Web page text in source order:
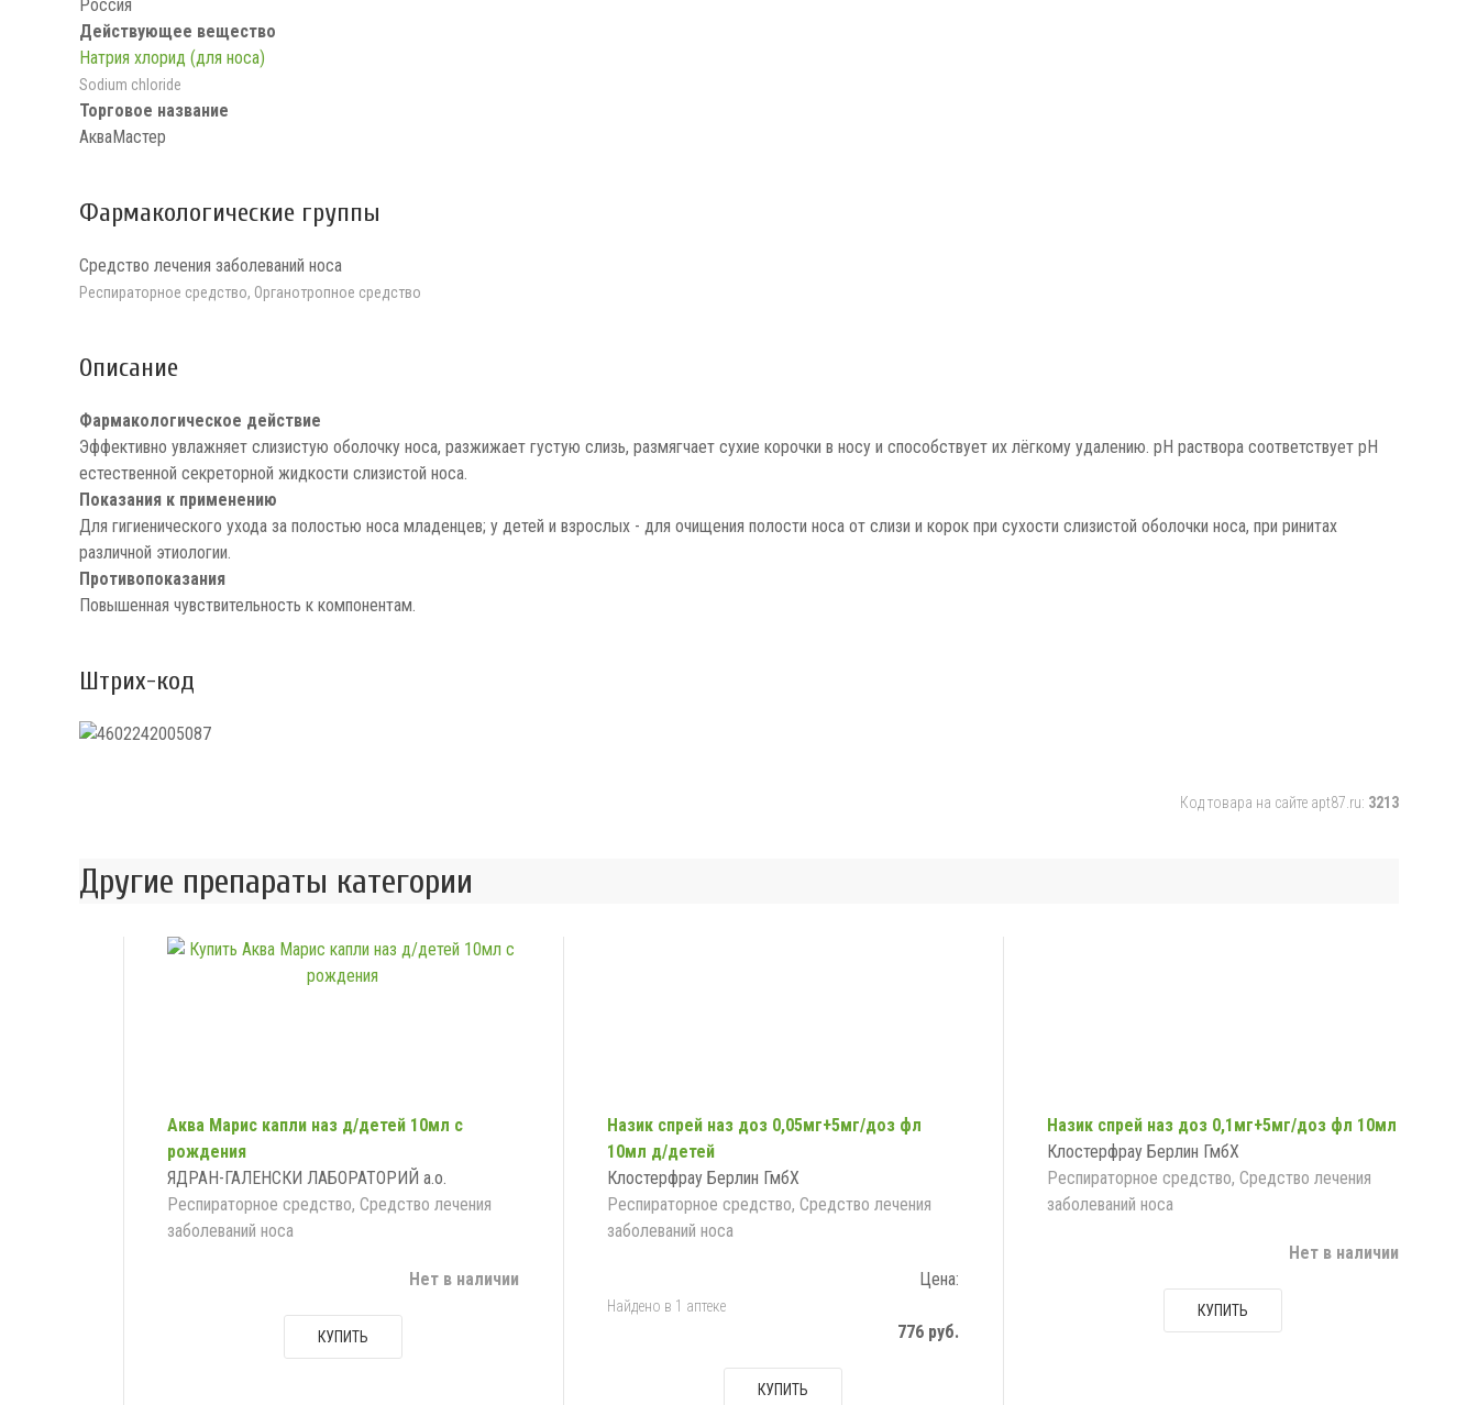
Россия
Действующее вещество
Натрия хлорид (для носа)
Sodium chloride
Торговое название
АкваМастер
Фармакологические группы
Средство лечения заболеваний носа
Респираторное средство, Органотропное средство
Описание
Фармакологическое действие
Эффективно увлажняет слизистую оболочку носа, разжижает густую слизь, размягчает сухие корочки в носу и способствует их лёгкому удалению. рН раствора соответствует рН
естественной секреторной жидкости слизистой носа.
Показания к применению
Для гигиенического ухода за полостью носа младенцев; у детей и взрослых - для очищения полости носа от слизи и корок при сухости слизистой оболочки носа, при ринитах
различной этиологии.
Противопоказания
Повышенная чувствительность к компонентам.
Штрих-код
Код товара на сайте apt87.ru: 3213
Другие препараты категории
Аква Марис капли наз д/детей 10мл с
рождения
ЯДРАН-ГАЛЕНСКИ ЛАБОРАТОРИЙ а.о.
Респираторное средство, Средство лечения
заболеваний носа
Нет в наличии
КУПИТЬ
Назик спрей наз доз 0,05мг+5мг/доз фл
10мл д/детей
Клостерфрау Берлин ГмбХ
Респираторное средство, Средство лечения
заболеваний носа
Цена:
Найдено в 1 аптеке
776 руб.
КУПИТЬ
Назик спрей наз доз 0,1мг+5мг/доз фл 10мл
Клостерфрау Берлин ГмбХ
Респираторное средство, Средство лечения
заболеваний носа
Нет в наличии
КУПИТЬ